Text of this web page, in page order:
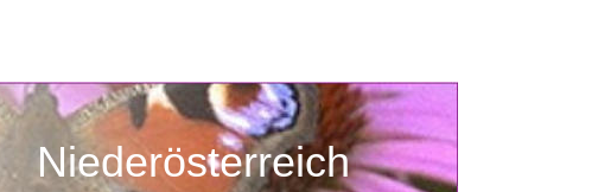
Niederösterreich